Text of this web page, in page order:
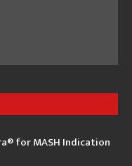
for MASH Indication